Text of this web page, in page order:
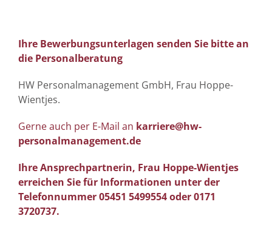
Ihre Bewerbungsunterlagen senden Sie bitte an
die Personalberatung
HW Personalmanagement GmbH, Frau Hoppe-
Wientjes.
Gerne auch per E-Mail an karriere@hw-
personalmanagement.de
Ihre Ansprechpartnerin, Frau Hoppe-Wientjes
erreichen Sie für Informationen unter der
Telefonnummer 05451 5499554 oder 0171
3720737.